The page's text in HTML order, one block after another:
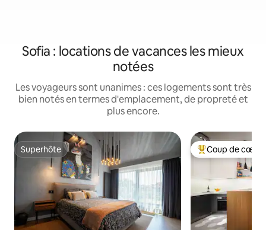
Sofia : locations de vacances les mieux
notées
Les voyageurs sont unanimes : ces logements sont très
bien notés en termes d'emplacement, de propreté et
plus encore.
Superhôte
Superhôte Coups de cœur
Coup de cœur